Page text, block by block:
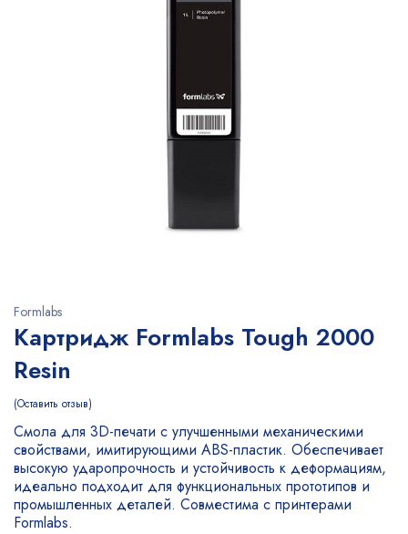
Formlabs
Картридж Formlabs Tough 2000
Resin
Оставить отзыв
Смола для 3D-печати с улучшенными механическими
свойствами, имитирующими ABS-пластик. Обеспечивает
высокую ударопрочность и устойчивость к деформациям,
идеально подходит для функциональных прототипов и
промышленных деталей. Совместима с принтерами
Formlabs.